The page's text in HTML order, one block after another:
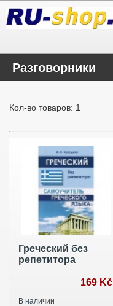
Разговорники
Кол-во товаров: 1
Греческий без
репетитора
169 Kč
В наличии